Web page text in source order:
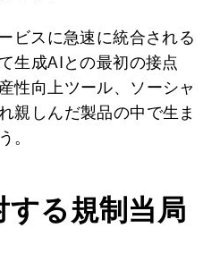
ビスに急速に統合される
生成AIとの最初の接点
性向上ツール、ソーシャ
親しんだ製品の中で生ま
。
る規制当局